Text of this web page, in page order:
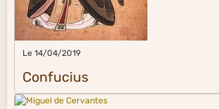
Le 14/04/2019
Confucius